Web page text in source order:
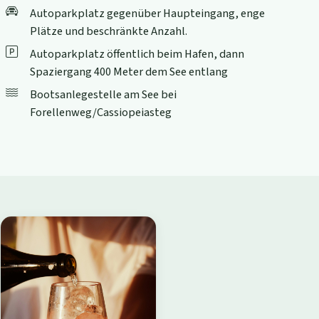
Autoparkplatz gegenüber Haupteingang, enge
Plätze und beschränkte Anzahl.
Autoparkplatz öffentlich beim Hafen, dann
Spaziergang 400 Meter dem See entlang
Bootsanlegestelle am See bei
Forellenweg/Cassiopeiasteg